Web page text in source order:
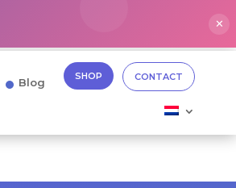
✕
Blog SHOP CONTACT